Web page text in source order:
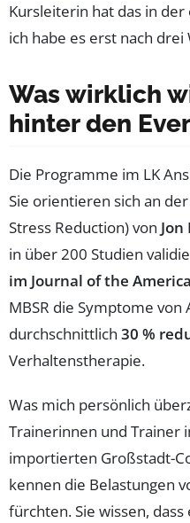
Kursleiterin hat das in
ich habe es erst nach
Was wirklich
hinter den
Die Programme im LK
Sie orientieren sich an der
Stress Reduction) von
in über 200 Studien
im Journal of the
MBSR die Symptome
durchschnittlich 30 %
Verhaltenstherapie.
Was mich persönlich
Trainerinnen und Trainer
importierten Großstadt-
kennen die Belastungen
fürchten. Sie wissen,